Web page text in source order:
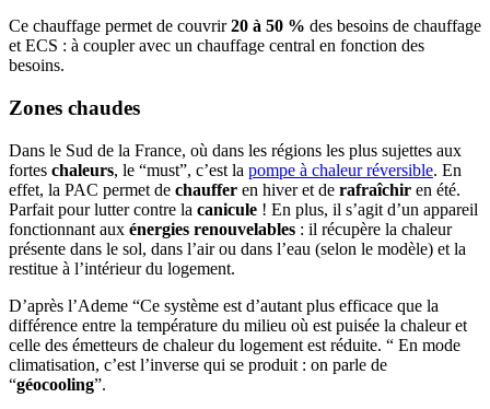
Ce chauffage permet de couvrir20 à 50 % des besoins de chauffage
et ECS : à coupler avec un chauffage central en fonction des
besoins.
Zones chaudes
Dans le Sud de la France, où dans les régions les plus sujettes aux
fortes chaleurs, le “must”, c’est la pompe à chaleur réversible. En
effet, la PAC permet de chauffer en hiver et de rafraîchir en été.
Parfait pour lutter contre la canicule ! En plus, il s’agit d’un appareil
fonctionnant aux énergies renouvelables : il récupère la chaleur
présente dans le sol, dans l’air ou dans l’eau (selon le modèle) et la
restitue à l’intérieur du logement.
D’après l’Ademe “Ce système est d’autant plus efficace que la
différence entre la température du milieu où est puisée la chaleur et
celle des émetteurs de chaleur du logement est réduite. “ En mode
climatisation, c’est l’inverse qui se produit : on parle de
“géocooling”.